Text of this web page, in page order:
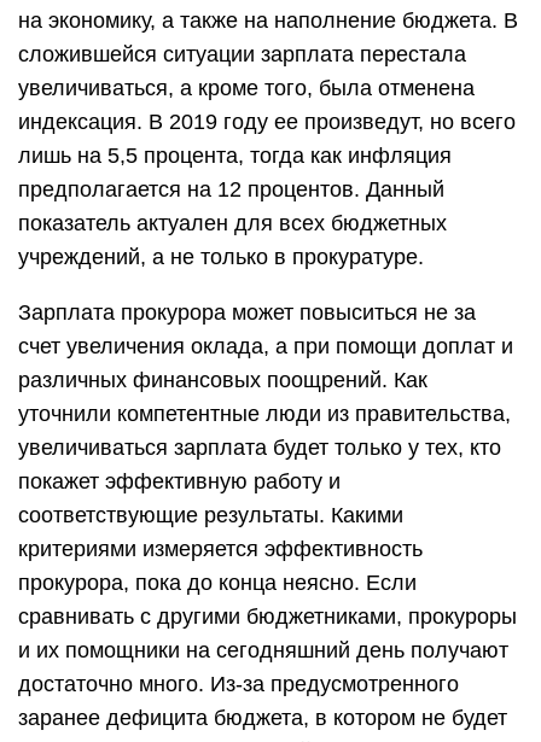
на экономику, а также на наполнение бюджета. В
сложившейся ситуации зарплата перестала
увеличиваться, а кроме того, была отменена
индексация. В 2019 году ее произведут, но всего
лишь на 5,5 процента, тогда как инфляция
предполагается на 12 процентов. Данный
показатель актуален для всех бюджетных
учреждений, а не только в прокуратуре.
Зарплата прокурора может повыситься не за
счет увеличения оклада, а при помощи доплат и
различных финансовых поощрений. Как
уточнили компетентные люди из правительства,
увеличиваться зарплата будет только у тех, кто
покажет эффективную работу и
соответствующие результаты. Какими
критериями измеряется эффективность
прокурора, пока до конца неясно. Если
сравнивать с другими бюджетниками, прокуроры
и их помощники на сегодняшний день получают
достаточно много. Из-за предусмотренного
заранее дефицита бюджета, в котором не будет